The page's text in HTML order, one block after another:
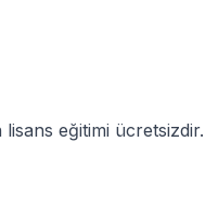
lisans eğitimi ücretsizdir.